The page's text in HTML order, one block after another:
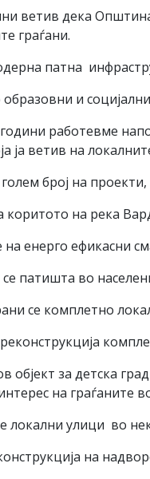
ветив дека
граѓани.
патна
и социјални
работевме
ја ветив на
број на
коритото на река
на енерго ефикасни
се патишта во
се комплетно
објект за детска
на граѓаните
локални улици во
на